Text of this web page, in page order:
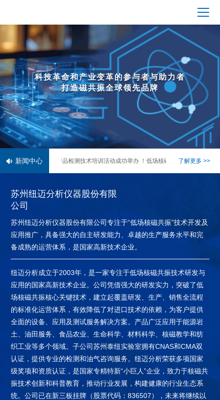
科技革命和产业变革的参与者与助力者
打造磁共振全球领先品牌
新闻中心
2026 蜡类产品检测技术培训活动成功举办 ！低场核磁技术赋能蜡行业质控升级
了解更多 >>
苏州纽迈分析仪器股份有限
公司
苏州纽迈分析仪器股份有限公司专注于“低场核磁共振”技术开发及
应用推广，具备强大的自主研发能力、卓越的生产服务水平和完
备成熟的运营体系，是国家高新技术企业。
纽迈分析成立于2003年，是一家专注于低场核磁共振技术研发与
应用的国家高新技术企业。公司凭借强大的研发实力，突破了低
场核磁共振核心关键技术，建立起覆盖研发、生产、销售全流程
的标准化运营体系，有效降低了对进口技术的依赖，为客户提供
全面的设备、应用及测试服务解决方案。产品广泛应用于能源岩
土、油田服务、食品农业、生命科学、材料科学、核磁教学和纺
织工业等多个领域。子公司苏州泰纽实验室拥有CNAS和CMA双
认证，提供专业的检测和油气咨询服务。纽迈分析荣获多项国家
级奖项和资质认证，是国家专精特新“小巨人”企业，致力于核磁共
振技术创新和科普教育，推动行业发展，构建健康的行业生态系
统。公司已在新三板挂牌（股票代码：836507），未来将继续以